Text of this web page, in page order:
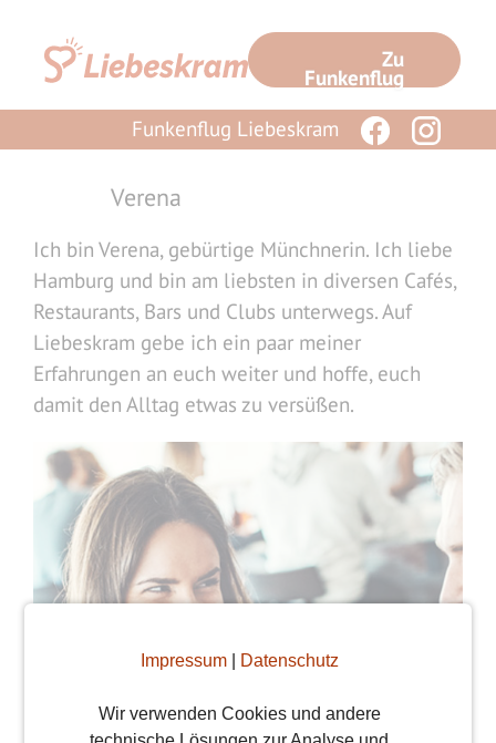
Impressum| Datenschutz
Wir verwenden Cookies und andere
Inhalt
springen
Zu
Funkenflug
Funkenflug Liebeskram
Verena
Ich bin Verena, gebürtige Münchnerin. Ich liebe
Hamburg und bin am liebsten in diversen Cafés,
Restaurants, Bars und Clubs unterwegs. Auf
Liebeskram gebe ich ein paar meiner
Erfahrungen an euch weiter und hoffe, euch
damit den Alltag etwas zu versüßen.